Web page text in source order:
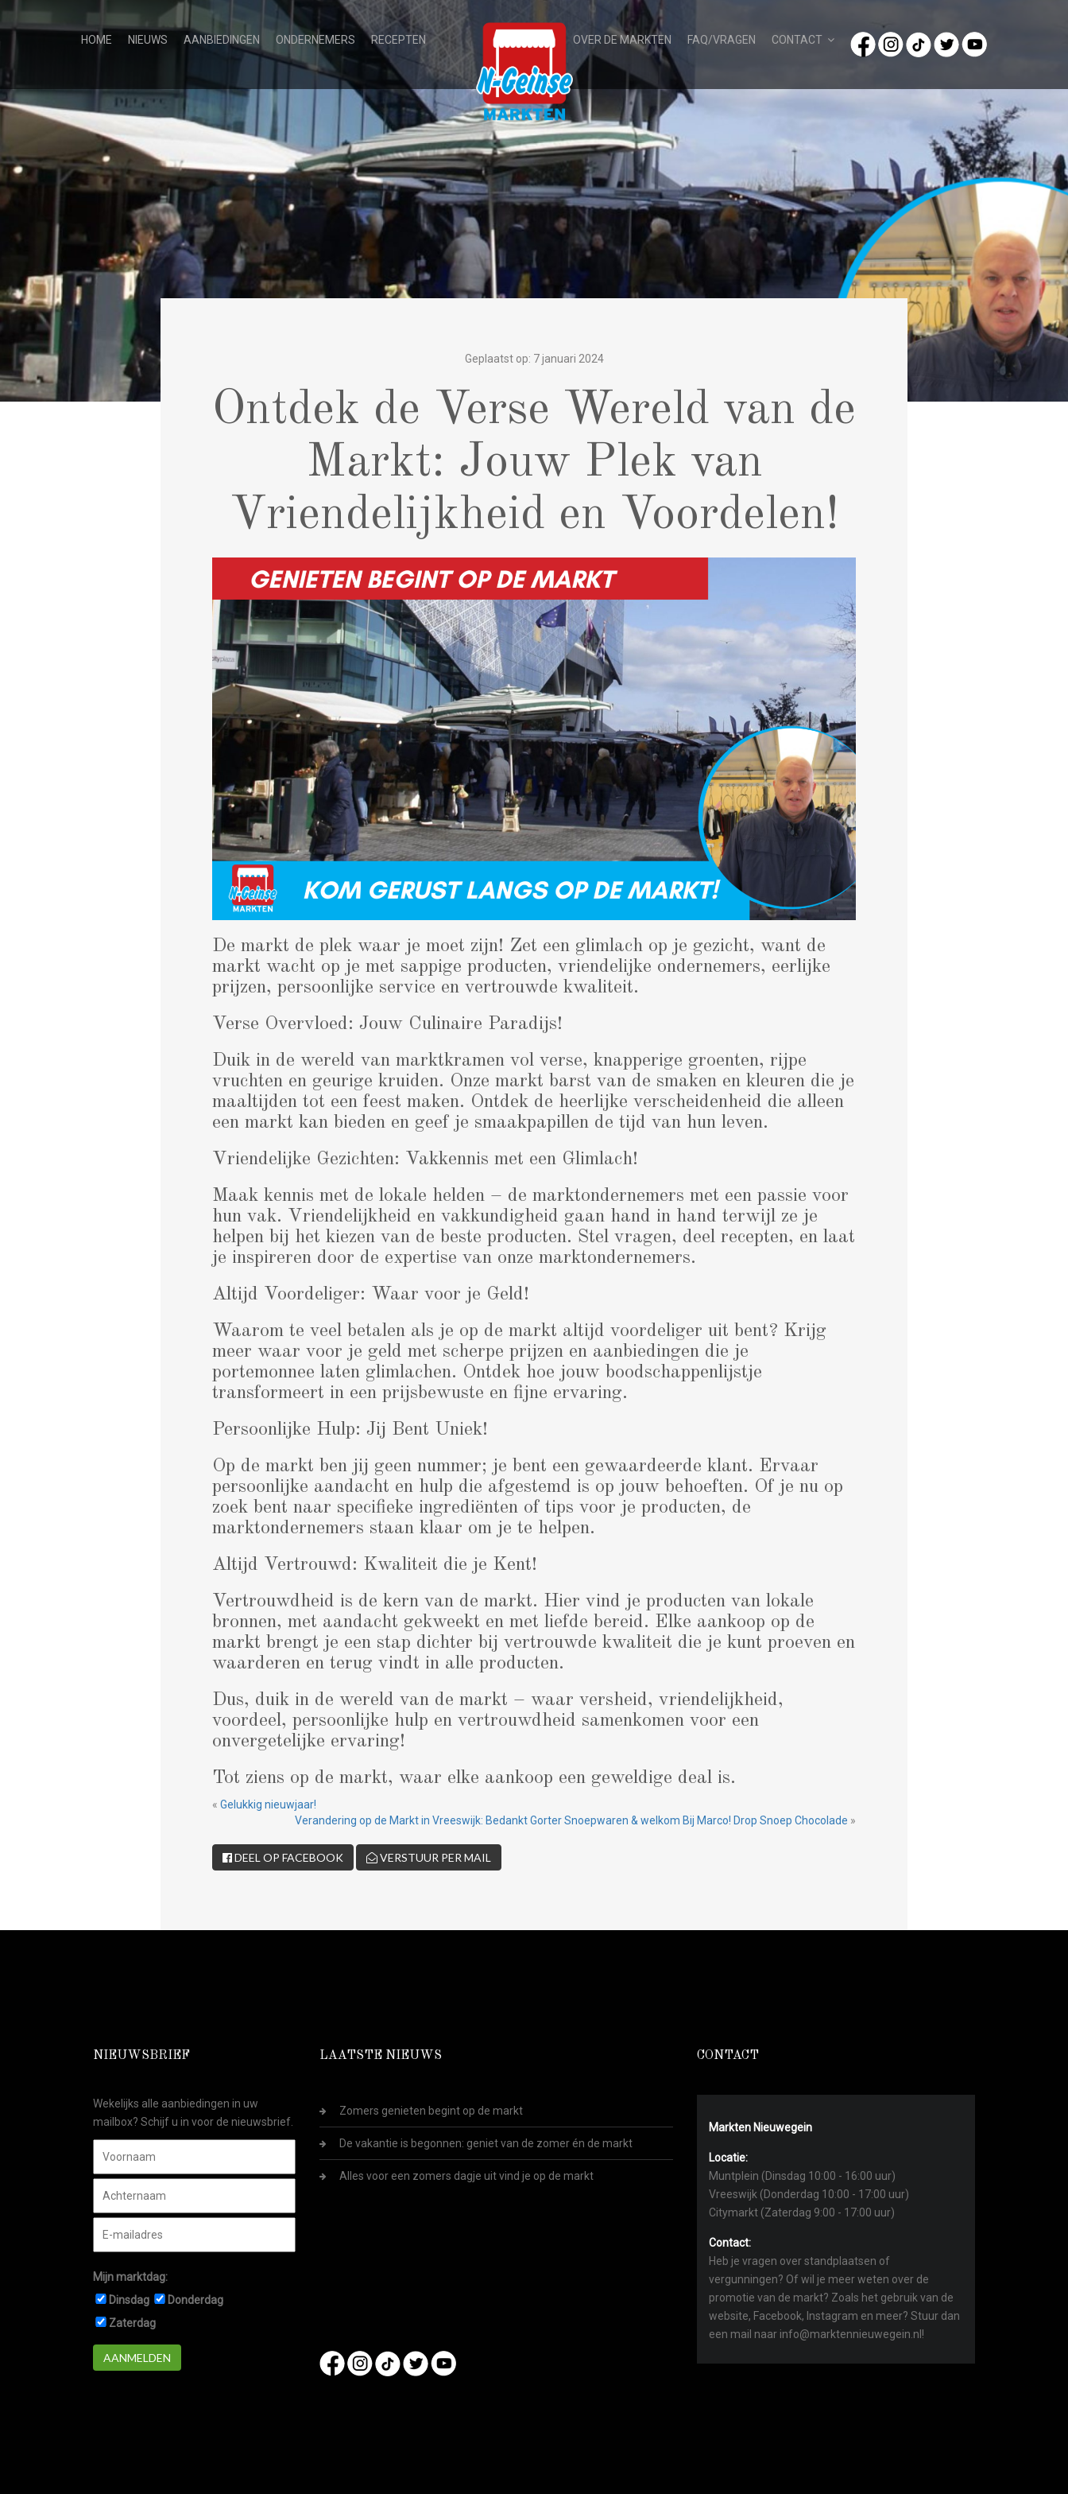
HOME NIEUWS AANBIEDINGEN ONDERNEMERS RECEPTEN OVER DE MARKTEN FAQ/VRAGEN CONTACT
Geplaatst op: 7 januari 2024
Ontdek de Verse Wereld van de
Markt: Jouw Plek van
Vriendelijkheid en Voordelen!
De markt de plek waar je moet zijn! Zet een glimlach op je gezicht, want de
markt wacht op je met sappige producten, vriendelijke ondernemers, eerlijke
prijzen, persoonlijke service en vertrouwde kwaliteit.
Verse Overvloed: Jouw Culinaire Paradijs!
Duik in de wereld van marktkramen vol verse, knapperige groenten, rijpe
vruchten en geurige kruiden. Onze markt barst van de smaken en kleuren die je
maaltijden tot een feest maken. Ontdek de heerlijke verscheidenheid die alleen
een markt kan bieden en geef je smaakpapillen de tijd van hun leven.
Vriendelijke Gezichten: Vakkennis met een Glimlach!
Maak kennis met de lokale helden – de marktondernemers met een passie voor
hun vak. Vriendelijkheid en vakkundigheid gaan hand in hand terwijl ze je
helpen bij het kiezen van de beste producten. Stel vragen, deel recepten, en laat
je inspireren door de expertise van onze marktondernemers.
Altijd Voordeliger: Waar voor je Geld!
Waarom te veel betalen als je op de markt altijd voordeliger uit bent? Krijg
meer waar voor je geld met scherpe prijzen en aanbiedingen die je
portemonnee laten glimlachen. Ontdek hoe jouw boodschappenlijstje
transformeert in een prijsbewuste en fijne ervaring.
Persoonlijke Hulp: Jij Bent Uniek!
Op de markt ben jij geen nummer; je bent een gewaardeerde klant. Ervaar
persoonlijke aandacht en hulp die afgestemd is op jouw behoeften. Of je nu op
zoek bent naar specifieke ingrediënten of tips voor je producten, de
marktondernemers staan klaar om je te helpen.
Altijd Vertrouwd: Kwaliteit die je Kent!
Vertrouwdheid is de kern van de markt. Hier vind je producten van lokale
bronnen, met aandacht gekweekt en met liefde bereid. Elke aankoop op de
markt brengt je een stap dichter bij vertrouwde kwaliteit die je kunt proeven en
waarderen en terug vindt in alle producten.
Dus, duik in de wereld van de markt – waar versheid, vriendelijkheid,
voordeel, persoonlijke hulp en vertrouwdheid samenkomen voor een
onvergetelijke ervaring!
Tot ziens op de markt, waar elke aankoop een geweldige deal is.
« Gelukkig nieuwjaar!
Verandering op de Markt in Vreeswijk: Bedankt Gorter Snoepwaren & welkom Bij Marco! Drop Snoep Chocolade »
DEEL OP FACEBOOK VERSTUUR PER MAIL
NIEUWSBRIEF
Wekelijks alle aanbiedingen in uw
mailbox? Schijf u in voor de nieuwsbrief.
Mijn marktdag:
Dinsdag
Donderdag
Zaterdag
AANMELDEN
LAATSTE NIEUWS
Zomers genieten begint op de markt
De vakantie is begonnen: geniet van de zomer én de markt
Alles voor een zomers dagje uit vind je op de markt
CONTACT
Markten Nieuwegein
Locatie:
Muntplein (Dinsdag 10:00 - 16:00 uur)
Vreeswijk (Donderdag 10:00 - 17:00 uur)
Citymarkt (Zaterdag 9:00 - 17:00 uur)
Contact:
Heb je vragen over standplaatsen of
vergunningen? Of wil je meer weten over de
promotie van de markt? Zoals het gebruik van de
website, Facebook, Instagram en meer? Stuur dan
een mail naar info@marktennieuwegein.nl!